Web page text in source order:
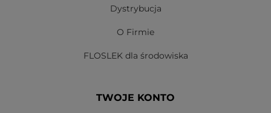
Dystrybucja
O Firmie
FLOSLEK dla środowiska
TWOJE KONTO